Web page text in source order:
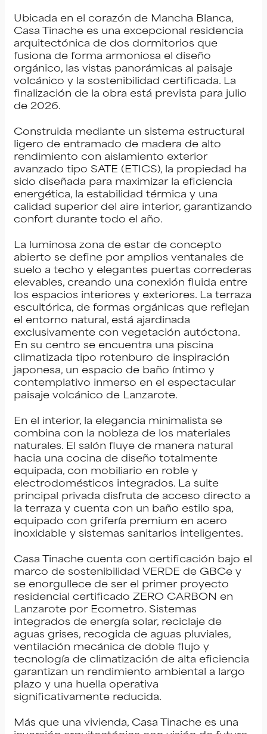
Ubicada en el corazón de Mancha Blanca,
Casa Tinache es una excepcional residencia
arquitectónica de dos dormitorios que
fusiona de forma armoniosa el diseño
orgánico, las vistas panorámicas al paisaje
volcánico y la sostenibilidad certificada. La
finalización de la obra está prevista para julio
de 2026.
Construida mediante un sistema estructural
ligero de entramado de madera de alto
rendimiento con aislamiento exterior
avanzado tipo SATE (ETICS), la propiedad ha
sido diseñada para maximizar la eficiencia
energética, la estabilidad térmica y una
calidad superior del aire interior, garantizando
confort durante todo el año.
La luminosa zona de estar de concepto
abierto se define por amplios ventanales de
suelo a techo y elegantes puertas correderas
elevables, creando una conexión fluida entre
los espacios interiores y exteriores. La terraza
escultórica, de formas orgánicas que reflejan
el entorno natural, está ajardinada
exclusivamente con vegetación autóctona.
En su centro se encuentra una piscina
climatizada tipo rotenburo de inspiración
japonesa, un espacio de baño íntimo y
contemplativo inmerso en el espectacular
paisaje volcánico de Lanzarote.
En el interior, la elegancia minimalista se
combina con la nobleza de los materiales
naturales. El salón fluye de manera natural
hacia una cocina de diseño totalmente
equipada, con mobiliario en roble y
electrodomésticos integrados. La suite
principal privada disfruta de acceso directo a
la terraza y cuenta con un baño estilo spa,
equipado con grifería premium en acero
inoxidable y sistemas sanitarios inteligentes.
Casa Tinache cuenta con certificación bajo el
marco de sostenibilidad VERDE de GBCe y
se enorgullece de ser el primer proyecto
residencial certificado ZERO CARBON en
Lanzarote por Ecometro. Sistemas
integrados de energía solar, reciclaje de
aguas grises, recogida de aguas pluviales,
ventilación mecánica de doble flujo y
tecnología de climatización de alta eficiencia
garantizan un rendimiento ambiental a largo
plazo y una huella operativa
significativamente reducida.
Más que una vivienda, Casa Tinache es una